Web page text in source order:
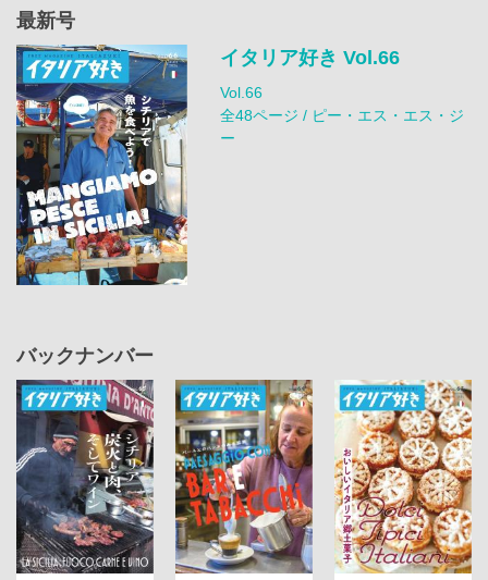
最新号
イタリア好き Vol.66
Vol.66
全48ページ / ピー・エス・エス・ジ
ー
バックナンバー